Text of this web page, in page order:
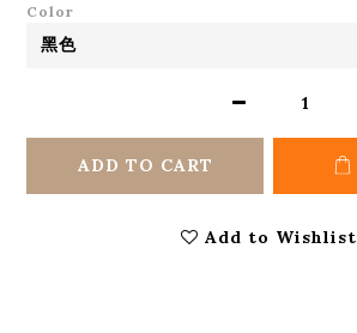
Color
ADD TO CART
Add to Wishlist